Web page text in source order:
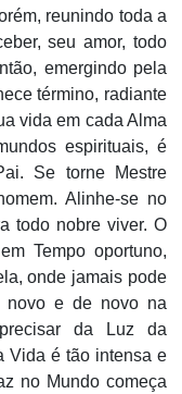
reunindo toda a
seu amor, todo
emergindo pela
término, radiante
vida em cada Alma
espirituais, é
Se torne Mestre
Alinhe-se no
todo nobre viver. O
Tempo oportuno,
onde jamais pode
novo e de novo na
da Luz da
Vida é tão intensa e
no Mundo começa